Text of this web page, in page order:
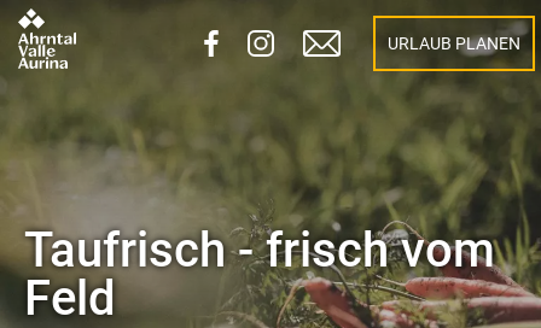
URLAUB PLANEN
Taufrisch - frisch vom
Feld